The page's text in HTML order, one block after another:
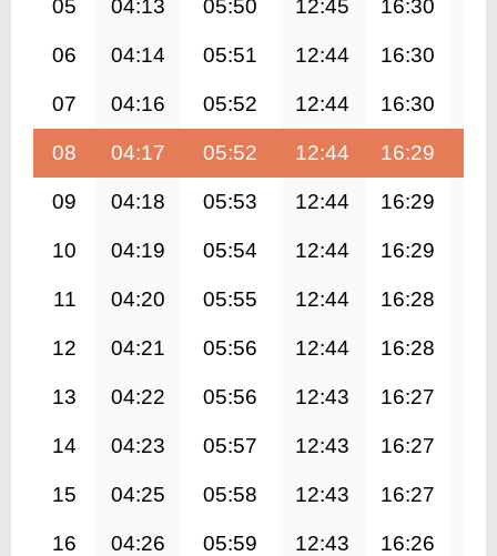
05 04:13 05:50 12:45 16:30
06 04:14 05:51 12:44 16:30
07 04:16 05:52 12:44 16:30
08 04:17 05:52 12:44 16:29
09 04:18 05:53 12:44 16:29
10 04:19 05:54 12:44 16:29
11 04:20 05:55 12:44 16:28
12 04:21 05:56 12:44 16:28
13 04:22 05:56 12:43 16:27
14 04:23 05:57 12:43 16:27
15 04:25 05:58 12:43 16:27
16 04:26 05:59 12:43 16:26